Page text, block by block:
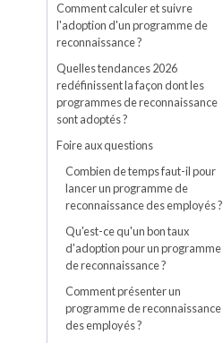
Comment calculer et suivre
l'adoption d'un programme de
reconnaissance ?
Quelles tendances 2026
redéfinissent la façon dont les
programmes de reconnaissance
sont adoptés ?
Foire aux questions
Combien de temps faut-il pour
lancer un programme de
reconnaissance des employés ?
Qu'est-ce qu'un bon taux
d'adoption pour un programme
de reconnaissance ?
Comment présenter un
programme de reconnaissance
des employés ?